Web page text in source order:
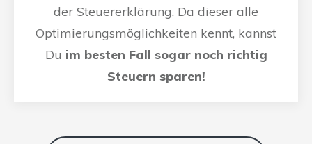
der Steuererklärung. Da dieser alle
Optimierungsmöglichkeiten kennt, kannst
Du im besten Fall sogar noch richtig
Steuern sparen!